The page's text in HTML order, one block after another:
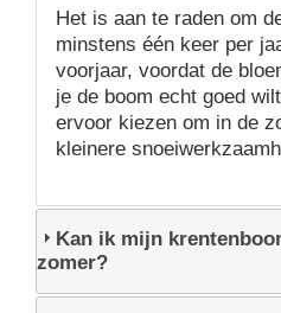
Het is aan te raden om
minstens één keer per
voorjaar, voordat de
je de boom echt goed
ervoor kiezen om in de
kleinere
Kan ik mijn
zomer?